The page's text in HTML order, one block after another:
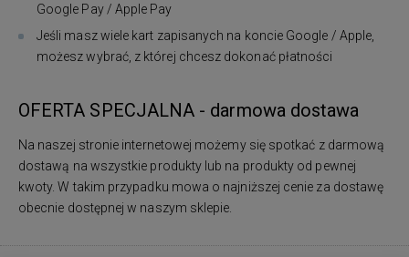
Google Pay / Apple Pay
Jeśli masz wiele kart zapisanych na koncie Google / Apple,
możesz wybrać, z której chcesz dokonać płatności
OFERTA SPECJALNA - darmowa dostawa
Na naszej stronie internetowej możemy się spotkać z darmową
dostawą na wszystkie produkty lub na produkty od pewnej
kwoty. W takim przypadku mowa o najniższej cenie za dostawę
obecnie dostępnej w naszym sklepie.